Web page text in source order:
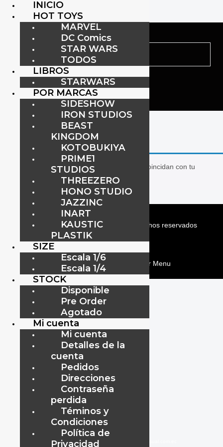
/ Productos etiquetados “mezcotoyz”
mezcotoyz
No se han encontrado productos que coincidan con tu
www.audiovisual.com.ec
ViipToys 2019-2026 Todos los Derechos reservados
ViipToys©
INICIO
HOT TOYS
MARVEL
DC Comics
STAR WARS
TODOS
LIBROS
STARWARS
POR MARCAS
SIDESHOW
IRON STUDIOS
BEAST
KINGDOM
KOTOBUKIYA
PRIME1
STUDIOS
THREEZERO
HONO STUDIO
JAZZINC
INART
KAUSTIC
PLASTIK
SIZE
Escala 1/6
Escala 1/4
STOCK
Disponible
Pre Order
Agotado
Mi cuenta
Mi cuenta
Detalles de la
cuenta
Pedidos
Direcciones
Contraseña
perdida
Téminos y
Condiciones
Política de
Privacidad